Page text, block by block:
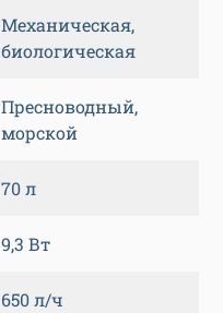
Механическая,
биологическая
Пресноводный,
морской
70 л
9,3 Вт
650 л/ч